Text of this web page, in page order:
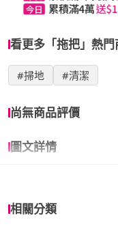
看更多「拖把」熱門
#掃地 #清潔
尚無商品評價
圖文詳情
相關分類